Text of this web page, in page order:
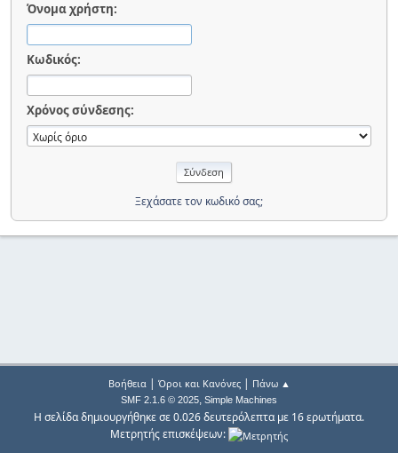
Όνομα χρήστη:
Κωδικός:
Χρόνος σύνδεσης:
Ξεχάσατε τον κωδικό σας;
Βοήθεια| Όροι και Κανόνες| Πάνω ▲
SMF 2.1.6 © 2025, Simple Machines
Η σελίδα δημιουργήθηκε σε 0.026 δευτερόλεπτα με 16 ερωτήματα.
Μετρητής επισκέψεων: